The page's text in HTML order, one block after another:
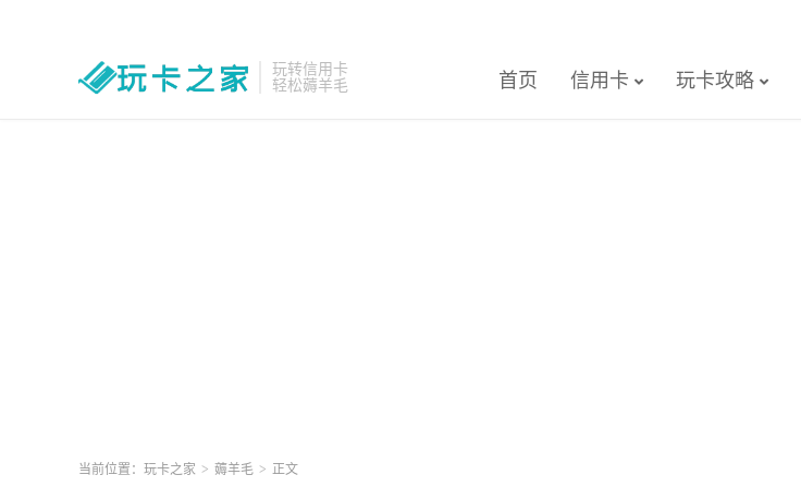
玩转信用卡
轻松薅羊毛
首页 信用卡 玩卡攻略
当前位置： 玩卡之家 > 薅羊毛 > 正文